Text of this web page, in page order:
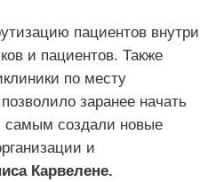
пациентов внутри
и пациентов. Также
по месту
заранее начать
самым создали новые
и
Карвелене.